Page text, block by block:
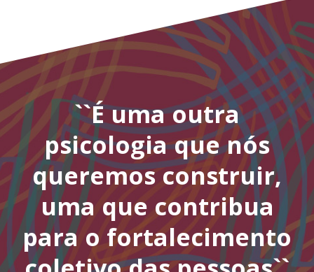
``É uma outra
psicologia que nós
queremos construir,
uma que contribua
para o fortalecimento